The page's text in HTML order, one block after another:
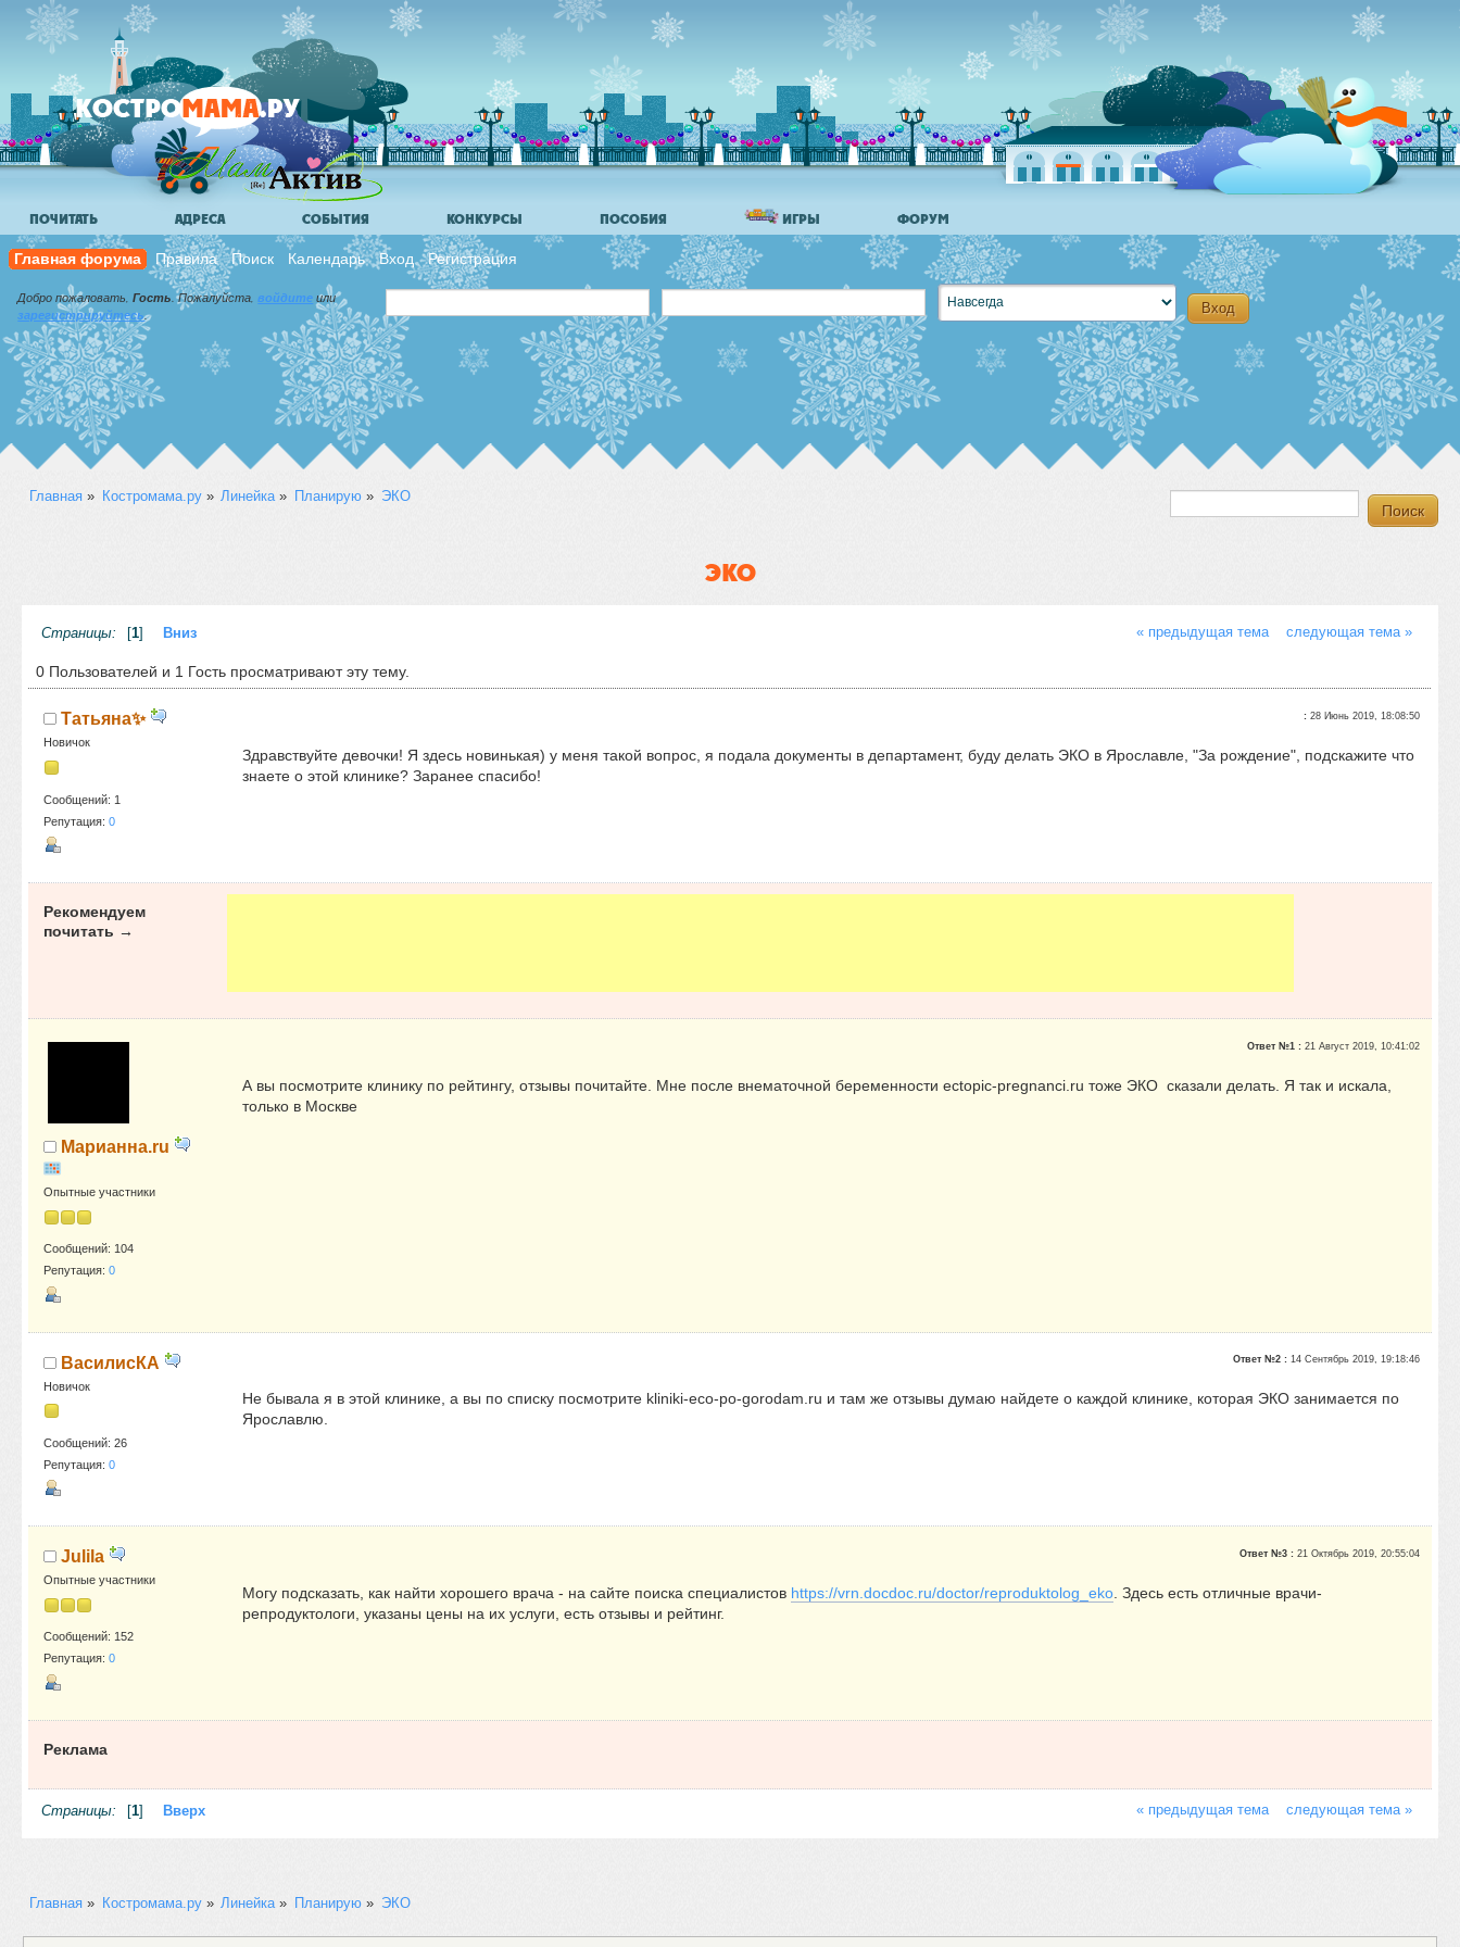
ПОЧИТАТЬ АДРЕСА СОБЫТИЯ КОНКУРСЫ ПОСОБИЯ ИГРЫ ФОРУМ
Главная форума Правила Поиск Календарь Вход Регистрация
Добро пожаловать,Гость. Пожалуйста, войдите или
зарегистрируйтесь.
Главная » Костромама.ру» Линейка» Планирую» ЭКО
ЭКО
« предыдущая тема следующая тема »
Страницы: 1 Вниз
0 Пользователей и 1 Гость просматривают эту тему.
Татьяна✨
Новичок
Сообщений: 1
Репутация: 0
:28 Июнь 2019, 18:08:50
Здравствуйте девочки! Я здесь новинькая) у меня такой вопрос, я подала документы в департамент, буду делать ЭКО в Ярославле, "За рождение", подскажите что
знаете о этой клинике? Заранее спасибо!
Рекомендуем
почитать →
Марианна.ru
Опытные участники
Сообщений: 104
Репутация: 0
Ответ №1 :21 Август 2019, 10:41:02
А вы посмотрите клинику по рейтингу, отзывы почитайте. Мне после внематочной беременности ectopic-pregnanci.ru тоже ЭКО сказали делать. Я так и искала,
только в Москве
ВасилисКА
Новичок
Сообщений: 26
Репутация: 0
Ответ №2 :14 Сентябрь 2019, 19:18:46
Не бывала я в этой клинике, а вы по списку посмотрите kliniki-eco-po-gorodam.ru и там же отзывы думаю найдете о каждой клинике, которая ЭКО занимается по
Ярославлю.
Julila
Опытные участники
Сообщений: 152
Репутация: 0
Ответ №3 :21 Октябрь 2019, 20:55:04
Могу подсказать, как найти хорошего врача - на сайте поиска специалистов https://vrn.docdoc.ru/doctor/reproduktolog_eko . Здесь есть отличные врачи-
репродуктологи, указаны цены на их услуги, есть отзывы и рейтинг.
Реклама
« предыдущая тема следующая тема »
Страницы: 1 Вверх
Главная » Костромама.ру» Линейка» Планирую» ЭКО